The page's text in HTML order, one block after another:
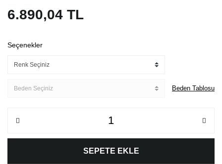
6.890,04 TL
Seçenekler
Beden Tablosu
SEPETE EKLE